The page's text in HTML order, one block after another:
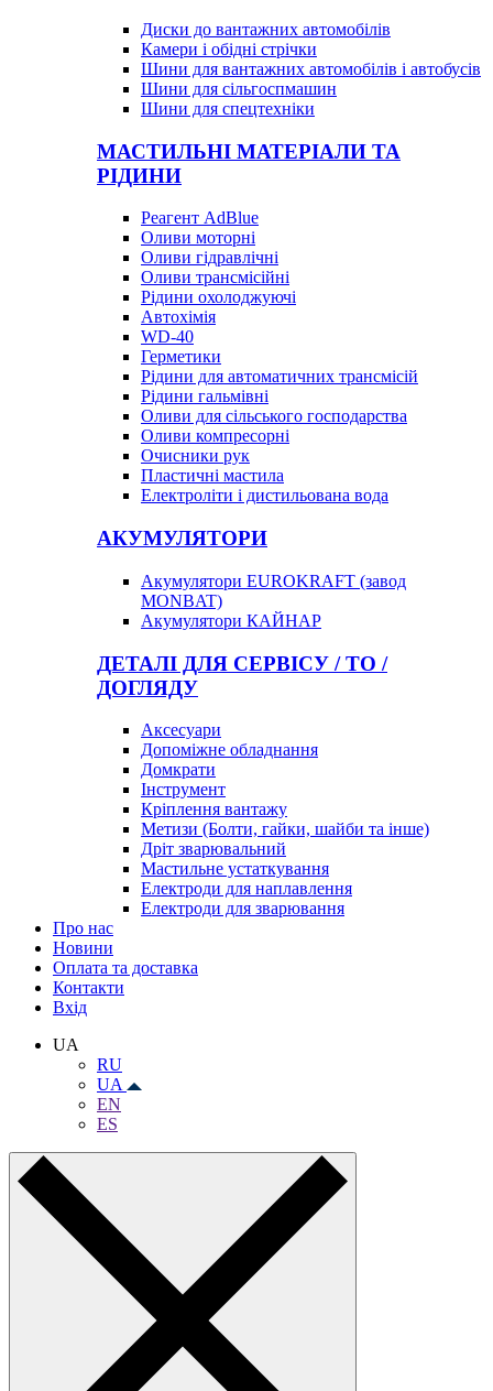
Диски до вантажних автомобілів
Камери і обідні стрічки
Шини для вантажних автомобілів і автобусів
Шини для сільгоспмашин
Шини для спецтехніки
МАСТИЛЬНІ МАТЕРІАЛИ ТА
РІДИНИ
Реагент AdBlue
Оливи моторні
Оливи гідравлічні
Оливи трансмісійні
Рідини охолоджуючі
Автохімія
WD-40
Герметики
Рідини для автоматичних трансмісій
Рідини гальмівні
Оливи для сільського господарства
Оливи компресорні
Очисники рук
Пластичні мастила
Електроліти і дистильована вода
АКУМУЛЯТОРИ
Акумулятори EUROKRAFT (завод
MONBAT)
Акумулятори КАЙНАР
ДЕТАЛІ ДЛЯ СЕРВІСУ / ТО /
ДОГЛЯДУ
Аксесуари
Допоміжне обладнання
Домкрати
Інструмент
Кріплення вантажу
Метизи (Болти, гайки, шайби та інше)
Дріт зварювальний
Мастильне устаткування
Електроди для наплавлення
Електроди для зварювання
Про нас
Новини
Оплата та доставка
Контакти
Вхiд
UA
RU
UA
EN
ES